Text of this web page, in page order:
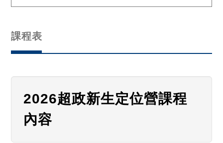
課程表
2026超政新生定位營課程
內容